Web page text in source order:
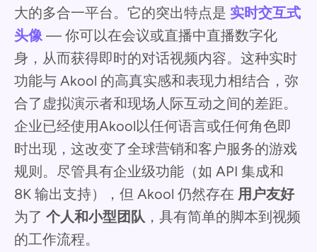
大的多合一平台。它的突出特点是 实时交互式
头像— 你可以在会议或直播中直播数字化
身，从而获得即时的对话视频内容。这种实时
功能与 Akool 的高真实感和表现力相结合，弥
合了虚拟演示者和现场人际互动之间的差距。
企业已经使用Akool以任何语言或任何角色即
时出现，这改变了全球营销和客户服务的游戏
规则。尽管具有企业级功能（如 API 集成和
8K 输出支持），但 Akool 仍然存在 用户友好
为了 个人和小型团队 ，具有简单的脚本到视频
的工作流程。